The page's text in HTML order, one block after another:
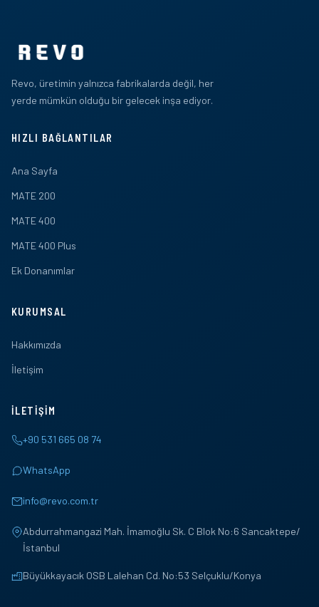
Revo, üretimin yalnızca fabrikalarda değil, her
yerde mümkün olduğu bir gelecek inşa ediyor.
HIZLI BAĞLANTILAR
Ana Sayfa
MATE 200
MATE 400
MATE 400 Plus
Ek Donanımlar
KURUMSAL
Hakkımızda
İletişim
İLETIŞIM
+90 531 665 08 74
WhatsApp
info@revo.com.tr
Abdurrahmangazi Mah. İmamoğlu Sk. C Blok No:6 Sancaktepe/
İstanbul
Büyükkayacık OSB Lalehan Cd. No:53 Selçuklu/Konya